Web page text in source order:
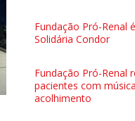
Fundação Pró-Renal
Solidária Condor
Fundação Pró-Renal
pacientes com
acolhimento